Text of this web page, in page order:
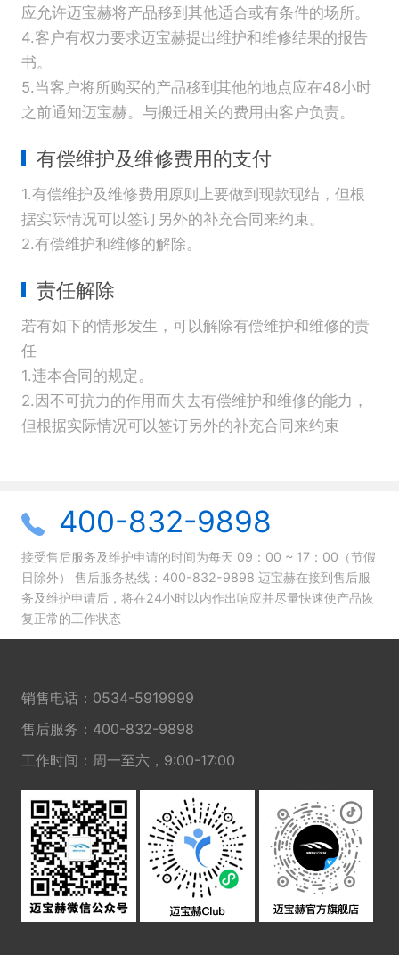
应允许迈宝赫将产品移到其他适合或有条件的场所。
4.客户有权力要求迈宝赫提出维护和维修结果的报告
书。
5.当客户将所购买的产品移到其他的地点应在48小时
之前通知迈宝赫。与搬迁相关的费用由客户负责。
有偿维护及维修费用的支付
1.有偿维护及维修费用原则上要做到现款现结，但根
据实际情况可以签订另外的补充合同来约束。
2.有偿维护和维修的解除。
责任解除
若有如下的情形发生，可以解除有偿维护和维修的责
任
1.违本合同的规定。
2.因不可抗力的作用而失去有偿维护和维修的能力，
但根据实际情况可以签订另外的补充合同来约束
400-832-9898
接受售后服务及维护申请的时间为每天 09：00 ~ 17：00（节假
日除外） 售后服务热线：400-832-9898 迈宝赫在接到售后服
务及维护申请后，将在24小时以内作出响应并尽量快速使产品恢
复正常的工作状态
销售电话： 0534-5919999
售后服务： 400-832-9898
工作时间：周一至六，9:00-17:00